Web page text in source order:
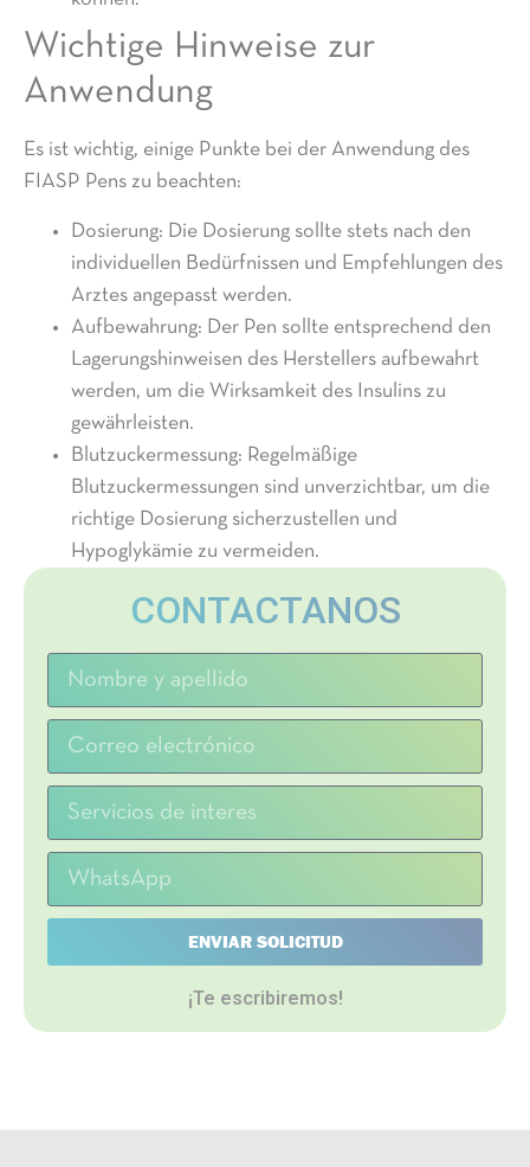
Wichtige Hinweise zur
Anwendung
Es ist wichtig, einige Punkte bei der Anwendung des
FIASP Pens zu beachten:
Dosierung: Die Dosierung sollte stets nach den
individuellen Bedürfnissen und Empfehlungen des
Arztes angepasst werden.
Aufbewahrung: Der Pen sollte entsprechend den
Lagerungshinweisen des Herstellers aufbewahrt
werden, um die Wirksamkeit des Insulins zu
gewährleisten.
Blutzuckermessung: Regelmäßige
Blutzuckermessungen sind unverzichtbar, um die
richtige Dosierung sicherzustellen und
Hypoglykämie zu vermeiden.
CONTACTANOS
ENVIAR SOLICITUD
¡Te escribiremos!